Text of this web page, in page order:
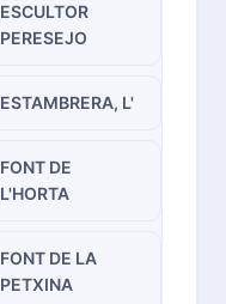
ESCULTOR
PERESEJO
ESTAMBRERA, L'
FONT DE
L'HORTA
FONT DE LA
PETXINA